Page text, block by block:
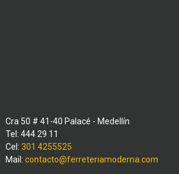
Cra 50 # 41-40 Palacé - Medellín
Tel: 444 29 11
Cel: 301 4255525
Mail: contacto@ferreteriamoderna.com